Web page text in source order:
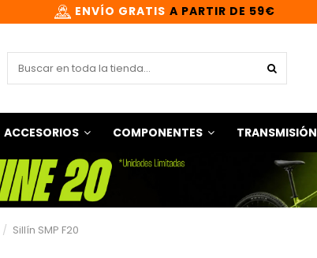
ENVÍO GRATIS A PARTIR DE 59€
ACCESORIOS COMPONENTES TRANSMISIÓN
Sillín SMP F20